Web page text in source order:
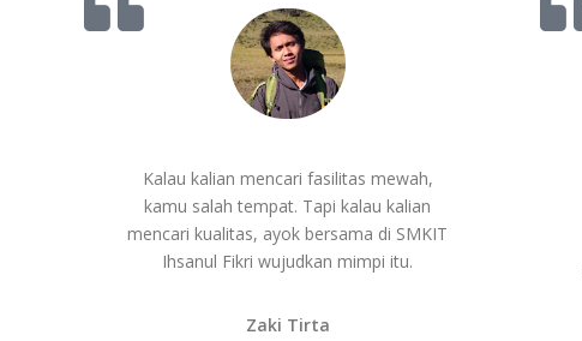
Kalau kalian mencari fasilitas mewah,
kamu salah tempat. Tapi kalau kalian
mencari kualitas, ayok bersama di SMKIT
Ihsanul Fikri wujudkan mimpi itu.
Zaki Tirta